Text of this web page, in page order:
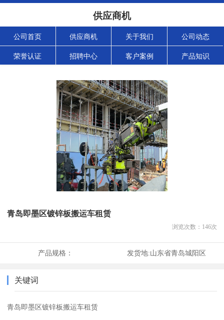
供应商机
公司首页 供应商机 关于我们 公司动态
荣誉认证 招聘中心 客户案例 产品知识
青岛即墨区镀锌板搬运车租赁
浏览次数： 146次
产品规格： 发货地:山东省青岛城阳区
关键词
青岛即墨区镀锌板搬运车租赁